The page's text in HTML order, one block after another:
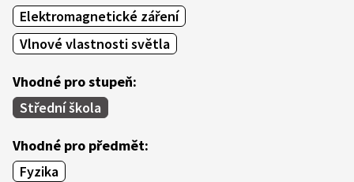
Elektromagnetické záření
Vlnové vlastnosti světla
Vhodné pro stupeň:
Střední škola
Vhodné pro předmět:
Fyzika